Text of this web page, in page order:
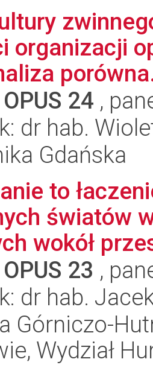
organizacji
OPUS 24 ,
dr hab.
Gdańska
to
światów
wokół
OPUS 23 ,
dr hab.
Górniczo-
Wydział